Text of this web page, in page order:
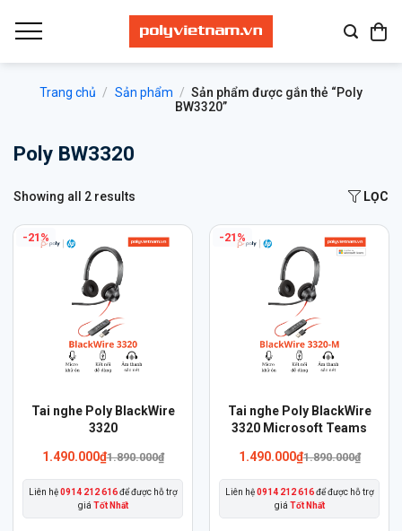
qua
Trang chủ / Sản phẩm / Sản phẩm được gắn thẻ “Poly
BW3320”
Poly BW3320
Showing all 2 results LỌC
-21%
Tai nghe Poly BlackWire
3320
1.490.000₫1.890.000₫
Liên hệ0914 212 616để được hỗ trợ
giá Tốt Nhất
Sản
nhiều
biến
-21%
Tai nghe Poly BlackWire
3320 Microsoft Teams
1.490.000₫1.890.000₫
Liên hệ0914 212 616để được hỗ trợ
giá Tốt Nhất
Sản
phẩm
nhiều
biến